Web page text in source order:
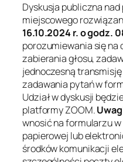
Dyskusja publiczna
miejscowego
16.10.2024 r. o godz.
porozumiewania się na
zabierania głosu,
jednoczesną
zadawania pytań w
Udział w dyskusji
platformy ZOOM.
wnosić na formularzu
papierowej lub
środków komunikacji